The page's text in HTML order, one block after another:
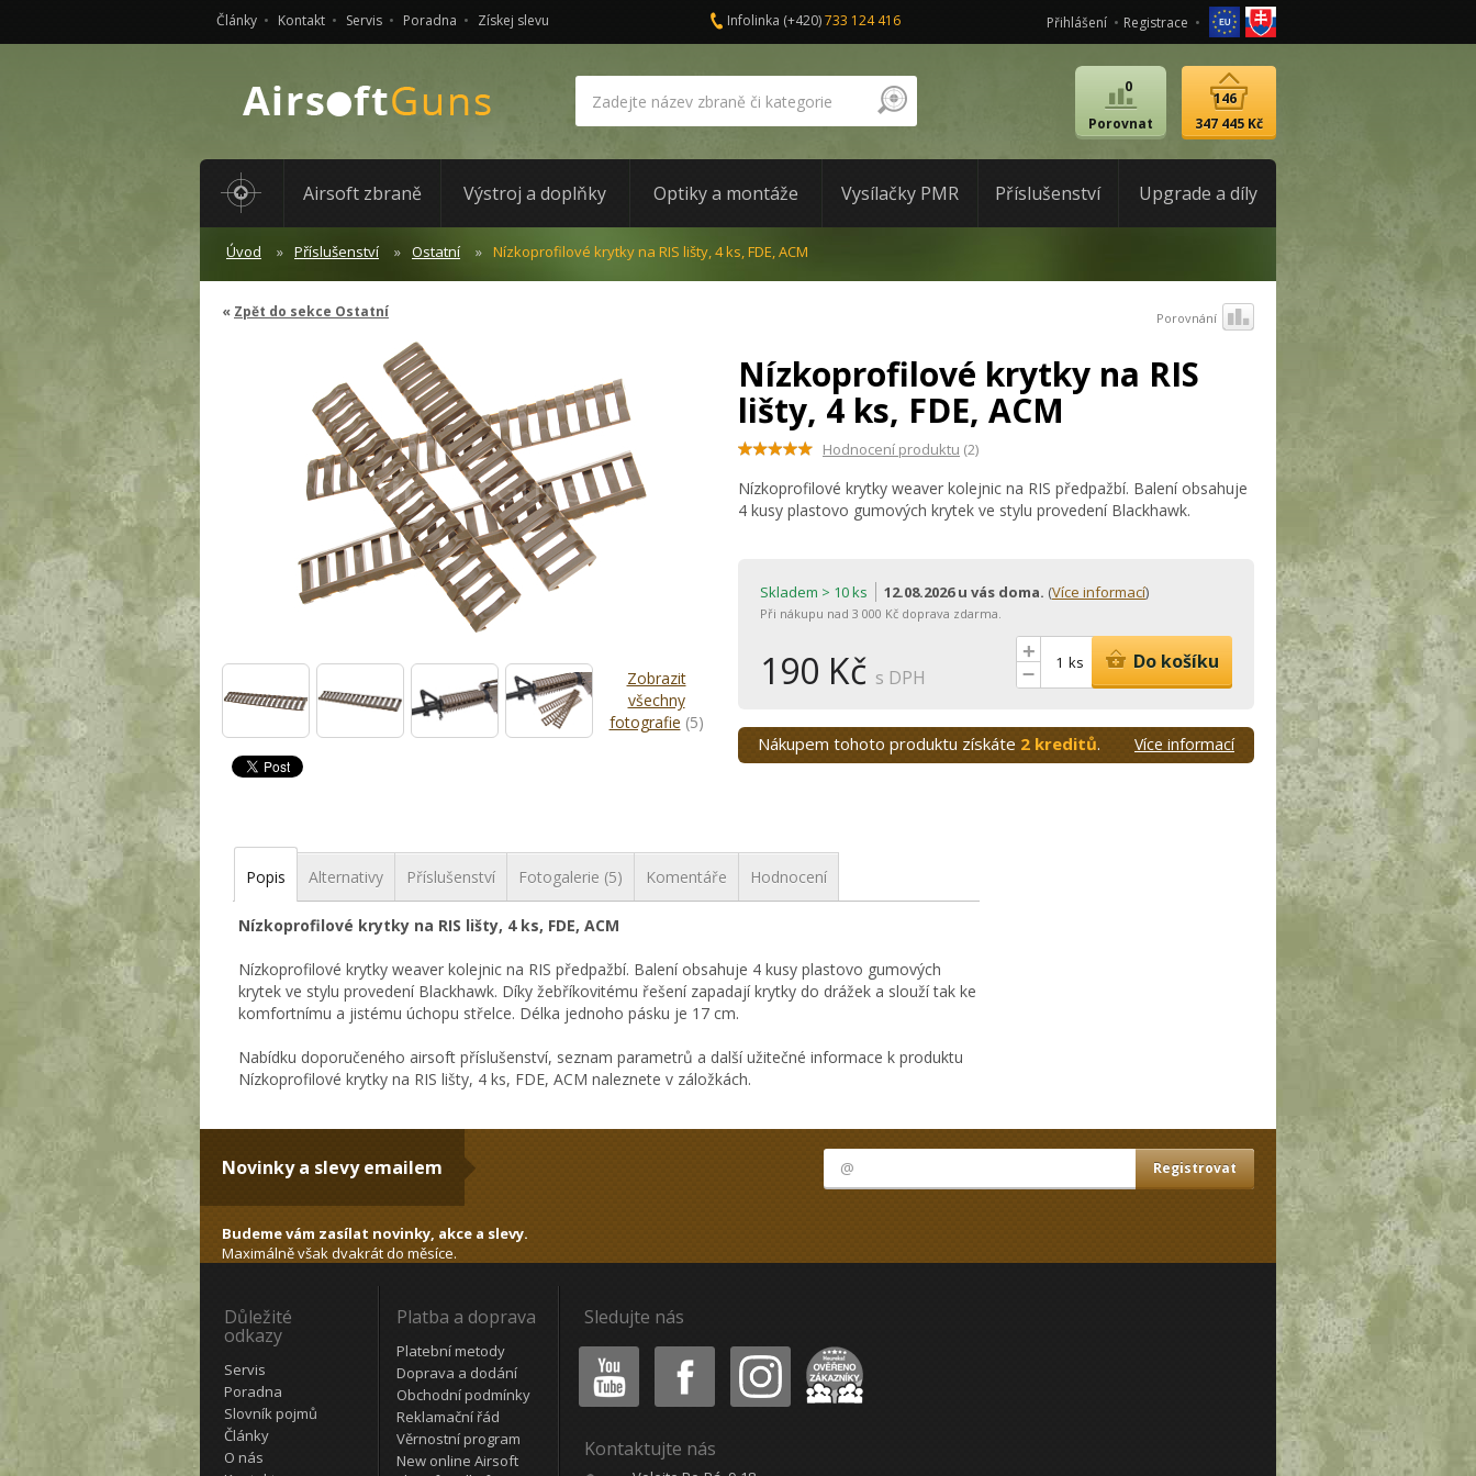
Články Kontakt Servis Poradna Získej slevu Infolinka (+420)733 124 416 Přihlášení Registrace
Porovnat
0
347 445 Kč
146
Airsoft zbraně Výstroj a doplňky Optiky a montáže Vysílačky PMR Příslušenství Upgrade a díly
Úvod Příslušenství Ostatní Nízkoprofilové krytky na RIS lišty, 4 ks, FDE, ACM
Zpět do sekce Ostatní Porovnání
Zobrazit
všechny
fotografie (5)
Nízkoprofilové krytky na RIS
lišty, 4 ks, FDE, ACM
Hodnocení produktu (2)
Nízkoprofilové krytky weaver kolejnic na RIS předpažbí. Balení obsahuje
4 kusy plastovo gumových krytek ve stylu provedení Blackhawk.
Skladem > 10 ks 12.08.2026 u vás doma. (Více informací)
Při nákupu nad 3 000 Kč doprava zdarma.
190 Kč s DPH
+
–
ks Do košíku
Nákupem tohoto produktu získáte 2 kreditů. Více informací
Popis Alternativy Příslušenství Fotogalerie (5) Komentáře Hodnocení
Nízkoprofilové krytky na RIS lišty, 4 ks, FDE, ACM
Nízkoprofilové krytky weaver kolejnic na RIS předpažbí. Balení obsahuje 4 kusy plastovo gumových
krytek ve stylu provedení Blackhawk. Díky žebříkovitému řešení zapadají krytky do drážek a slouží tak ke
komfortnímu a jistému úchopu střelce. Délka jednoho pásku je 17 cm.
Nabídku doporučeného airsoft příslušenství, seznam parametrů a další užitečné informace k produktu
Nízkoprofilové krytky na RIS lišty, 4 ks, FDE, ACM naleznete v záložkách.
Novinky a slevy emailem
Budeme vám zasílat novinky, akce a slevy.
Maximálně však dvakrát do měsíce.
Důležité
odkazy
Servis
Poradna
Slovník pojmů
Články
O nás
Platba a doprava
Platební metody
Doprava a dodání
Obchodní podmínky
Reklamační řád
Věrnostní program
New online Airsoft
Sledujte nás
Youtube Facebook Instagram Heureka
Kontaktujte nás